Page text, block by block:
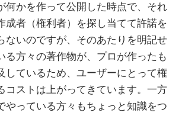
何かを作って公開した時点で、それ
成者（権利者）を探し当てて許諾を
ないのですが、そのあたりを明記せ
る方々の著作物が、プロが作ったも
しているため、ユーザーにとって権
コストは上がってきています。一方
やっている方々もちょっと知識をつ